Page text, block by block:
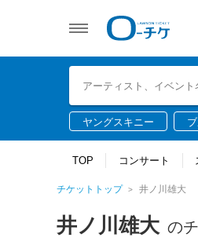
ヤングスキニー
TOP コンサート
チケットトップ 井ノ川雄大
井ノ川雄大 の